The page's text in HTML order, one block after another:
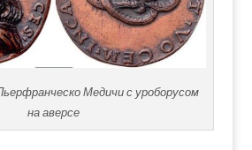
Медичи с уроборусом
на аверсе